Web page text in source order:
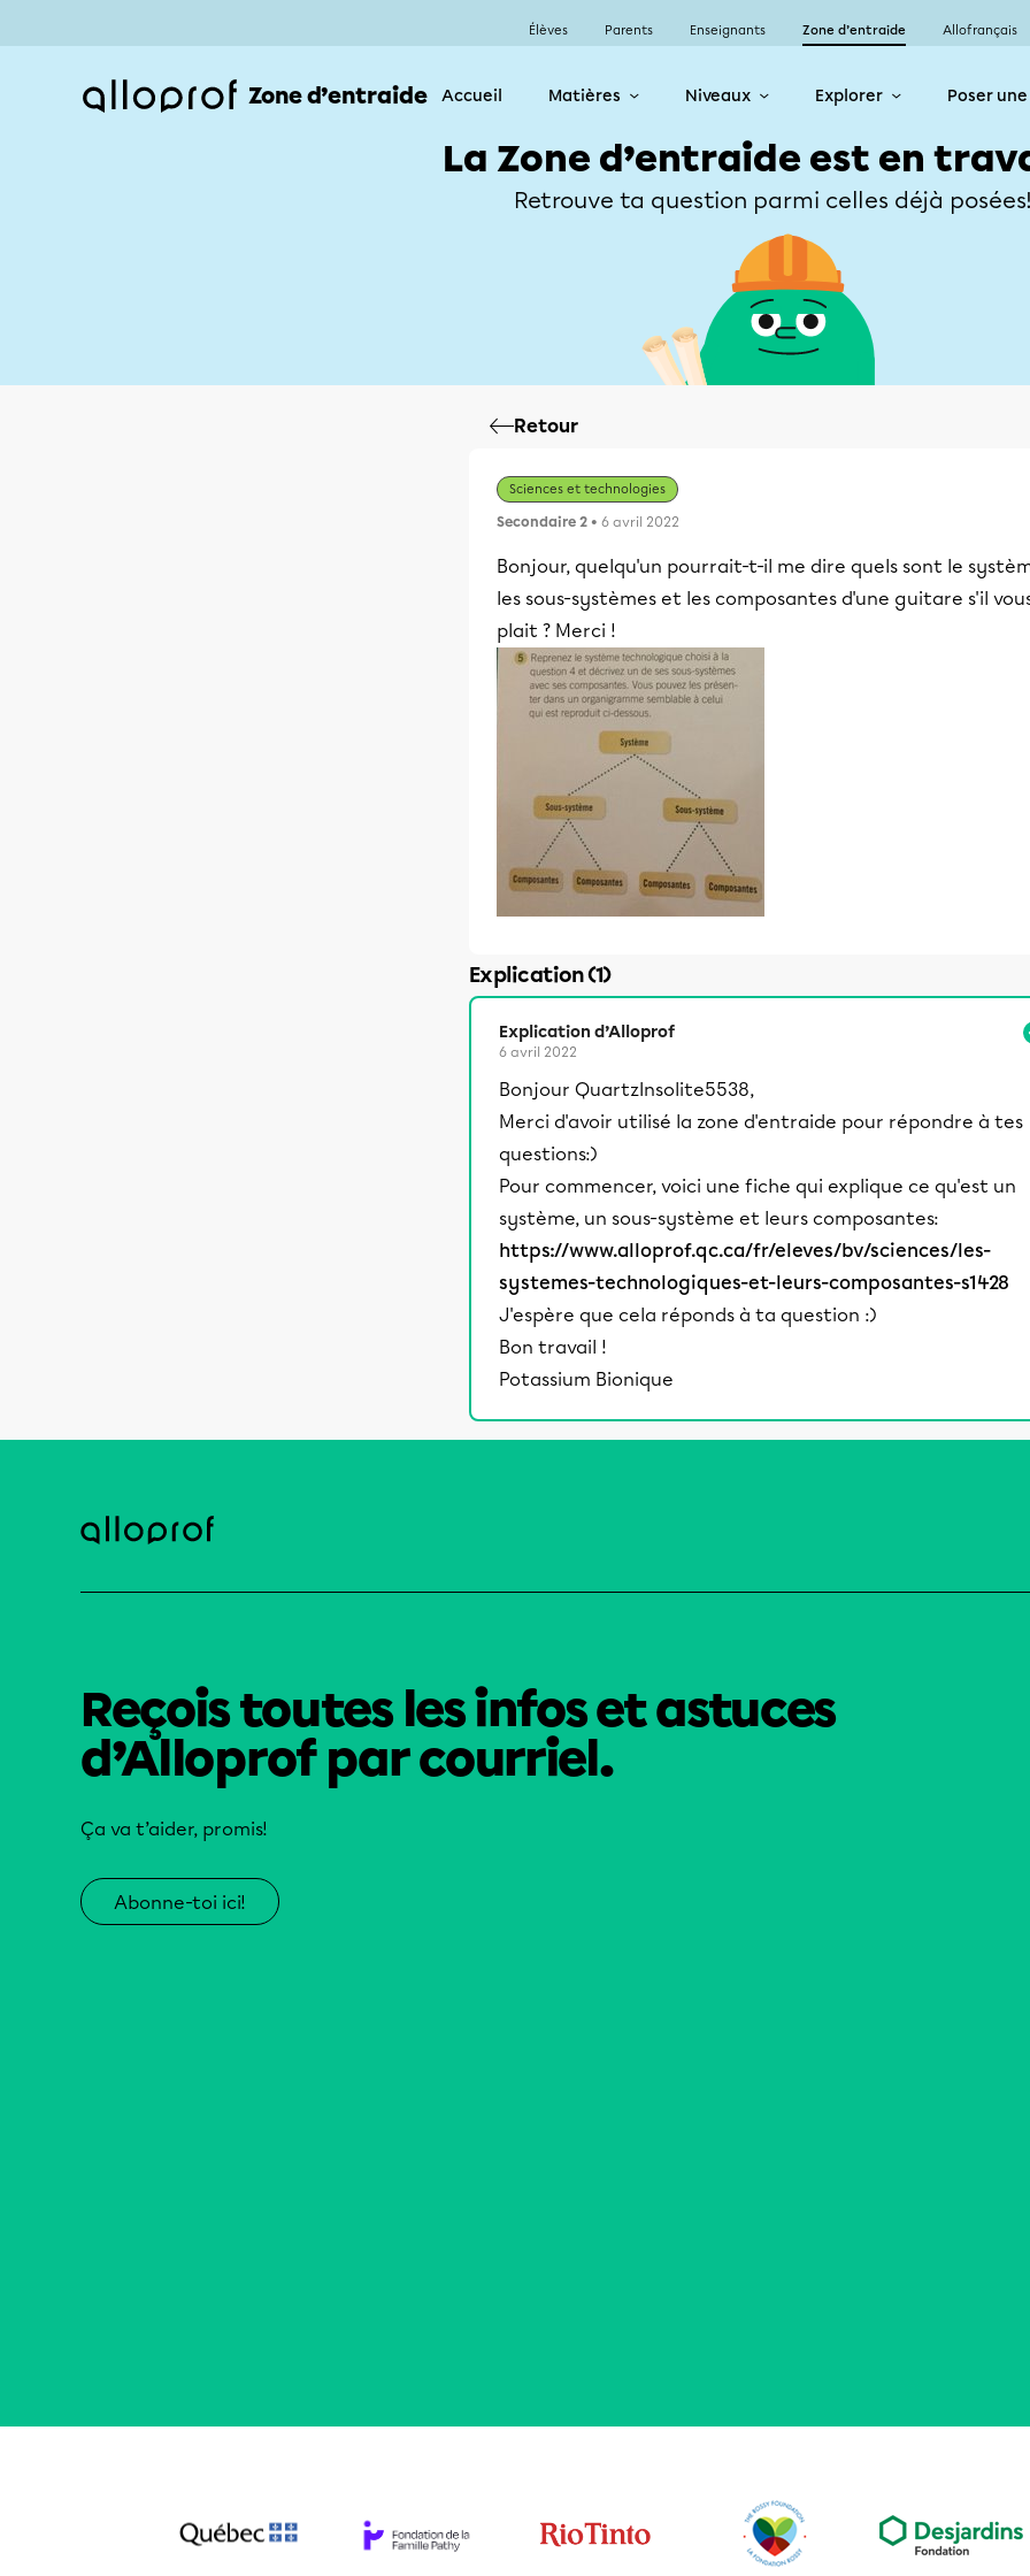
Élèves Parents Enseignants Zone d’entraide Allofrançais
Zone d’entraide Accueil Matières Niveaux Explorer Poser
La Zone d’entraide est en
Retrouve ta question parmi celles déjà posées!
Retour
Sciences et technologies
Secondaire 2 • 6 avril 2022
Bonjour, quelqu'un pourrait-t-il me dire quels sont le
les sous-systèmes et les composantes d'une guitare s'il
plait ? Merci !
Explication (1)
Explication d’Alloprof
6 avril 2022
Bonjour QuartzInsolite5538,
Merci d'avoir utilisé la zone d'entraide pour répondre à tes
questions:)
Pour commencer, voici une fiche qui explique ce qu'est un
système, un sous-système et leurs composantes:
https://www.alloprof.qc.ca/fr/eleves/bv/sciences/les-
systemes-technologiques-et-leurs-composantes-s1428
J'espère que cela réponds à ta question :)
Bon travail !
Potassium Bionique
Reçois toutes les infos et astuces
d’Alloprof par courriel.
Ça va t’aider, promis!
Abonne-toi ici!